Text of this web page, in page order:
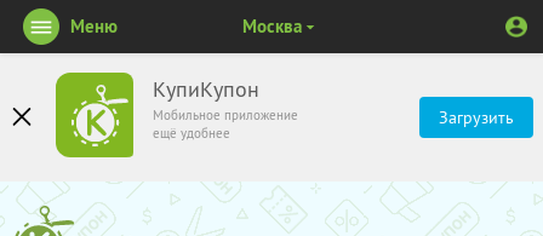
КупиКупон
Мобильное приложение
ещё удобнее
Загрузить
Меню Москва